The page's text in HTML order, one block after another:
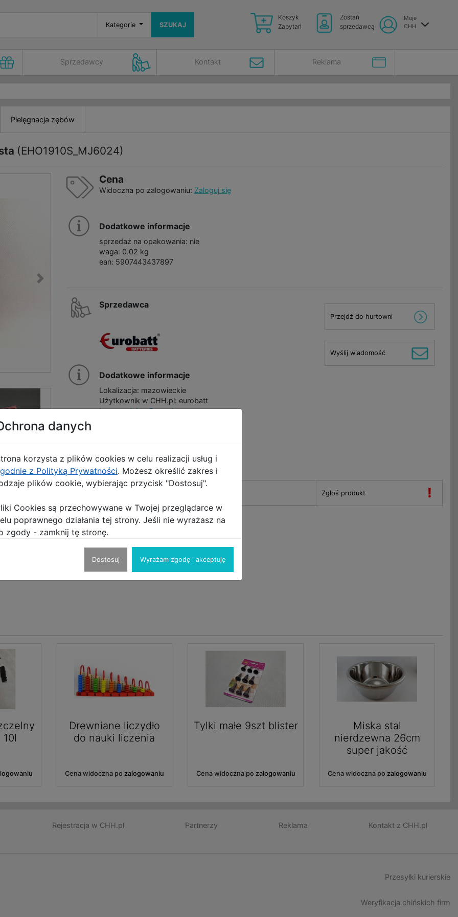
Kategorie SZUKAJ
Koszyk
Zapytań
Zostań
sprzedawcą
Moje
CHH
Sprzedawcy Kontakt Reklama
Pielęgnacja zębów
(EHO1910S_MJ6024)
Cena
Widoczna po zalogowaniu: Zaloguj się
Dodatkowe informacje
sprzedaż na opakowania: nie
waga: 0.02 kg
ean: 5907443437897
Sprzedawca
Dodatkowe informacje
Lokalizacja: mazowieckie
Użytkownik w CHH.pl: eurobatt
Inne produkty Sprzedawcy
Przejdź do hurtowni
Wyślij wiadomość
Zgłoś produkt !
Drewniane liczydło
do nauki liczenia
Cena widoczna po zalogowaniu
Tylki małe 9szt blister
Cena widoczna po zalogowaniu
Miska stal
nierdzewna 26cm
super jakość
Cena widoczna po zalogowaniu
Rejestracja w CHH.pl Partnerzy Reklama Kontakt z CHH.pl
Przesyłki kurierskie
Weryfikacja chińskich firm
danych
korzysta z plików cookies w celu realizacji usług i
z Polityką Prywatności. Możesz określić zakres i
plików cookie, wybierając przycisk "Dostosuj".
Cookies są przechowywane w Twojej przeglądarce w
poprawnego działania tej strony. Jeśli nie wyrażasz na
zgody - zamknij tę stronę.
Dostosuj Wyrażam zgodę i akceptuję